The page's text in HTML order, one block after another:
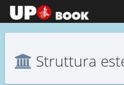
Struttura